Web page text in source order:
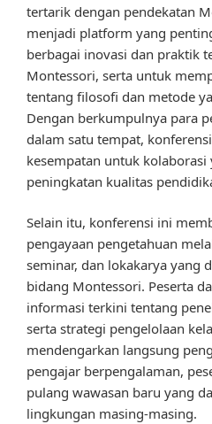
tertarik dengan pendekatan
menjadi platform yang
berbagai inovasi dan praktik
Montessori, serta untuk
tentang filosofi dan metode
Dengan berkumpulnya para
dalam satu tempat,
kesempatan untuk
peningkatan kualitas
Selain itu, konferensi ini
pengayaan pengetahuan
seminar, dan lokakarya yang
bidang Montessori. Peserta
informasi terkini tentang
serta strategi pengelolaan
mendengarkan langsung
pengajar berpengalaman,
pulang wawasan baru yang
lingkungan masing-masing.